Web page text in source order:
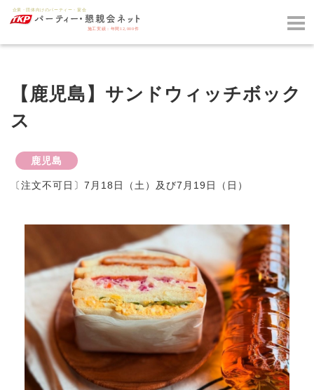
【鹿児島】サンドウィッチボック
ス
鹿児島
〔注文不可日〕7月18日（土）及び7月19日（日）